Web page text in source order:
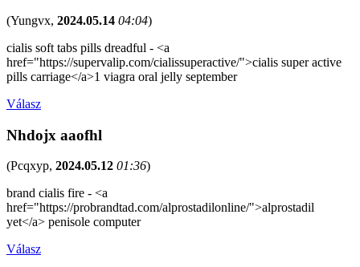
(Yungvx, 2024.05.14 04:04)
cialis soft tabs pills dreadful - <a
href="https://supervalip.com/cialissuperactive/">cialis super active
pills carriage</a>1 viagra oral jelly september
Válasz
Nhdojx aaofhl
(Pcqxyp, 2024.05.12 01:36)
brand cialis fire - <a
href="https://probrandtad.com/alprostadilonline/">alprostadil
yet</a> penisole computer
Válasz